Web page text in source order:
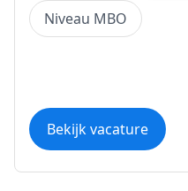
Niveau MBO
Bekijk vacature